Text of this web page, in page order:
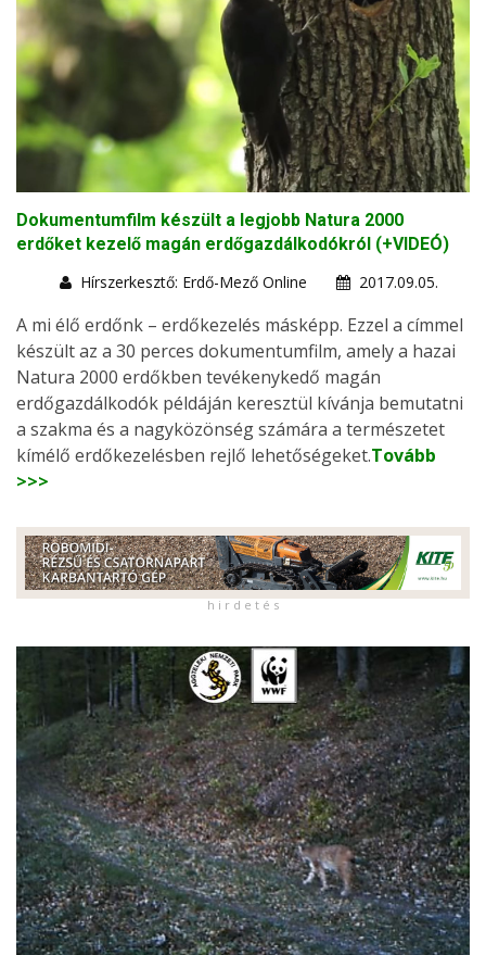
Dokumentumfilm készült a legjobb Natura 2000
erdőket kezelő magán erdőgazdálkodókról (+VIDEÓ)
Hírszerkesztő: Erdő-Mező Online
2017.09.05.
A mi élő erdőnk – erdőkezelés másképp. Ezzel a címmel
készült az a 30 perces dokumentumfilm, amely a hazai
Natura 2000 erdőkben tevékenykedő magán
erdőgazdálkodók példáján keresztül kívánja bemutatni
a szakma és a nagyközönség számára a természetet
kímélő erdőkezelésben rejlő lehetőségeket.Tovább
>>>
h i r d e t é s